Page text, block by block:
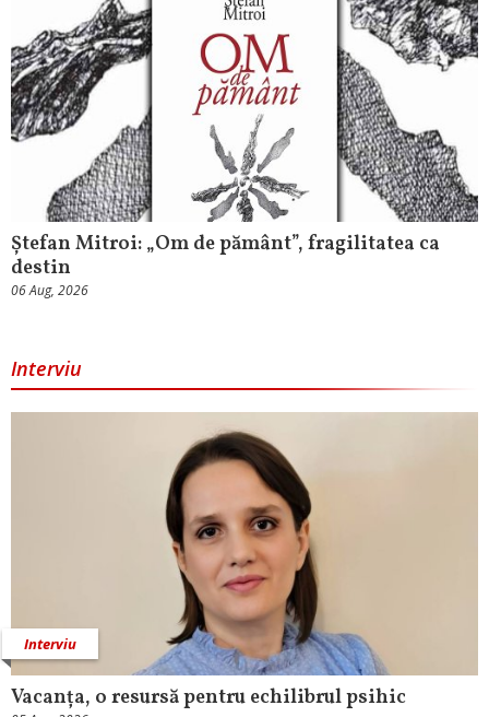
Ștefan Mitroi: „Om de pământ”, fragilitatea ca
destin
06 Aug, 2026
Interviu
Interviu
Vacanța, o resursă pentru echilibrul psihic